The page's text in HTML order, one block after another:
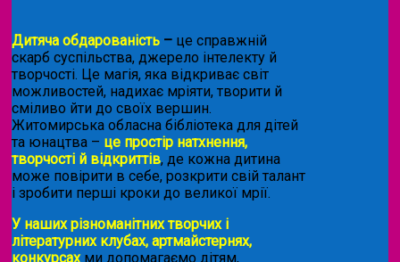
Дитяча обдарованість – це справжній
скарб суспільства, джерело інтелекту й
творчості. Це магія, яка відкриває світ
можливостей, надихає мріяти, творити й
сміливо йти до своїх вершин.
Житомирська обласна бібліотека для дітей
та юнацтва – це простір натхнення,
творчості й відкриттів, де кожна дитина
може повірити в себе, розкрити свій талант
і зробити перші кроки до великої мрії.
У наших різноманітних творчих і
літературних клубах, артмайстернях,
конкурсахми допомагаємо дітям,